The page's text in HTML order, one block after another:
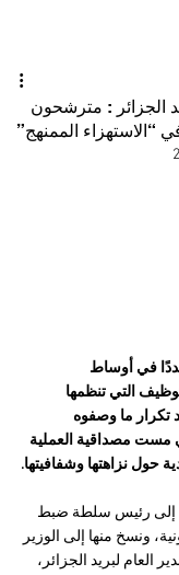
الجزائر : مترشحون
الممنهج”
في أوساط
التي تنظمها
تكرار ما وصفوه
مست مصداقية العملية
حول نزاهتها وشفافيتها.
إلى رئيس سلطة ضبط
ونسخ منها إلى الوزير
العام لبريد الجزائر،